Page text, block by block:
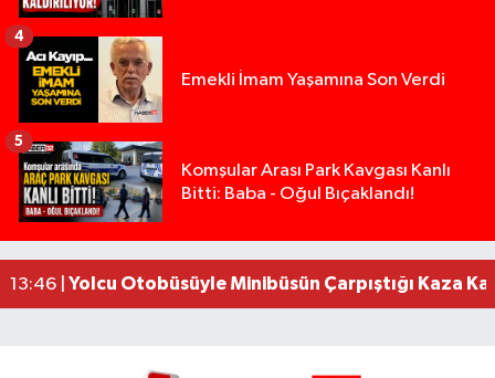
Emekli İmam Yaşamına Son Verdi
4
Komşular Arası Park Kavgası Kanlı
Bitti: Baba - Oğul Bıçaklandı!
5
19:36 |Isparta’da Silah Operasyonu: 165 Tabanca Ele
17:18 |Anız Yangını Kazaya Neden Oldu: 13 Araç
17:08 |Alevlere Teslim Olan Gecekondu Kullanılamaz
13:46 | Yolcu Otobüsüyle Minibüsün Çarpıştığı Kaza